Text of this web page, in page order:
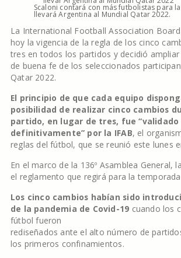
Scaloni contará con más futbolistas para
llevará Argentina al Mundial Qatar 2022.
La International Football Association
hoy la vigencia de la regla de los cinco
tres en todos los partidos y decidió
de buena fe de los seleccionados
Qatar 2022.
El principio de que cada equipo
posibilidad de realizar cinco cambios
partido, en lugar de tres, fue “validado
definitivamente” por la IFAB, el
reglas del fútbol, que se reunió este lunes
En el marco de la 136º Asamblea General,
el reglamento que regirá para la
Los cinco cambios habían sido
de la pandemia de Covid-19 cuando los
fútbol fueron
rediseñados ante el alto número de
los primeros confinamientos.